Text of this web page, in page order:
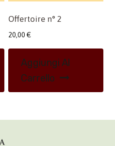
Offertoire n° 2
20,00 €
Aggiungi Al
Carrello